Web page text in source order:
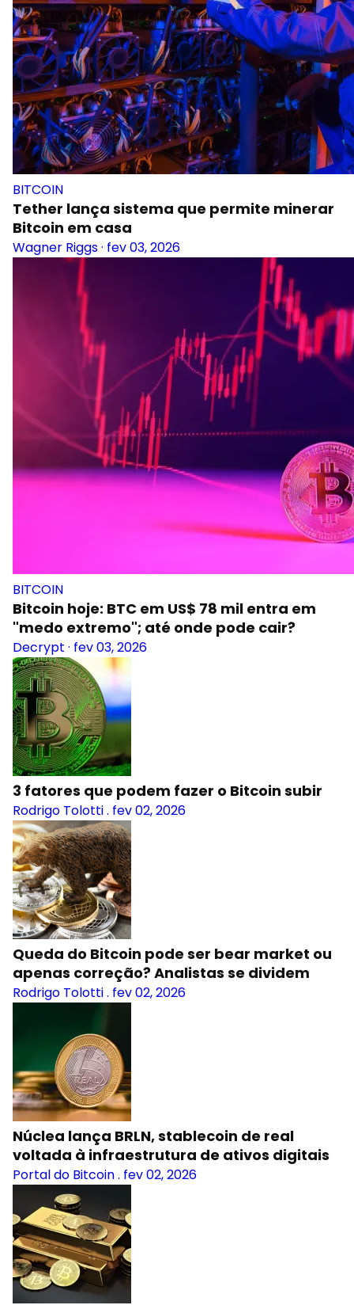
BITCOIN
Tether lança sistema que permite minerar
Bitcoin em casa
Wagner Riggs· fev 03, 2026
BITCOIN
Bitcoin hoje: BTC em US$ 78 mil entra em
"medo extremo"; até onde pode cair?
Decrypt · fev 03, 2026
3 fatores que podem fazer o Bitcoin subir
Rodrigo Tolotti. fev 02, 2026
Queda do Bitcoin pode ser bear market ou
apenas correção? Analistas se dividem
Rodrigo Tolotti. fev 02, 2026
Núclea lança BRLN, stablecoin de real
voltada à infraestrutura de ativos digitais
Portal do Bitcoin. fev 02, 2026